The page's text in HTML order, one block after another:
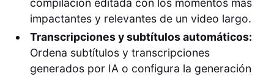
compilación editada con los momentos más
impactantes y relevantes de un video largo.
Transcripciones y subtítulos automáticos:
Ordena subtítulos y transcripciones
generados por IA o configura la generación